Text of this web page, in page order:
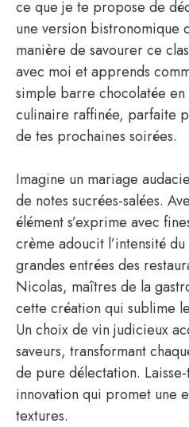
ce que je te propose de
une version bistronomique
manière de savourer ce
avec moi et apprends
simple barre chocolatée
culinaire raffinée, parfaite
de tes prochaines soirées.
Imagine un mariage
de notes sucrées-salées.
élément s’exprime avec
crème adoucit l’intensité
grandes entrées des
Nicolas, maîtres de la
cette création qui sublime
Un choix de vin judicieux
saveurs, transformant
de pure délectation.
innovation qui promet une
textures.